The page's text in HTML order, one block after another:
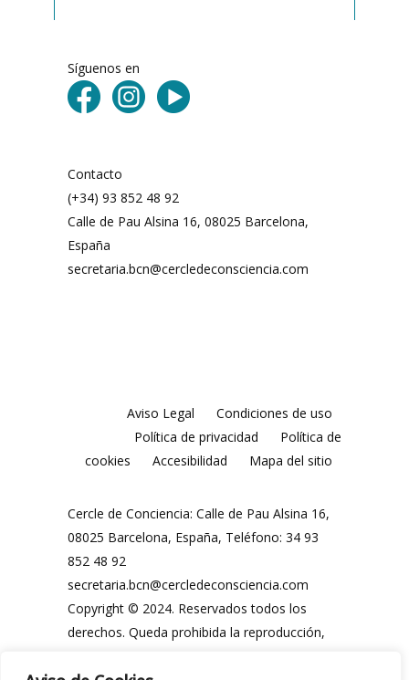
Síguenos en
Contacto
(+34) 93 852 48 92
Calle de Pau Alsina 16, 08025 Barcelona,
España
secretaria.bcn@cercledeconsciencia.com
Aviso Legal
Condiciones de uso
Política de privacidad
Política de
cookies
Accesibilidad Mapa del sitio
Cercle de Conciencia: Calle de Pau Alsina 16,
08025 Barcelona, España, Teléfono: 34 93
852 48 92
secretaria.bcn@cercledeconsciencia.com
Copyright © 2024. Reservados todos los
derechos. Queda prohibida la reproducción,